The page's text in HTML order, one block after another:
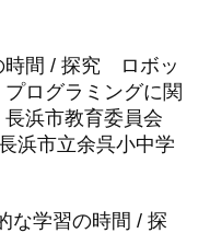
間 / 探究 ロボッ
ログラミングに関
浜市教育委員会
浜市立余呉小中学
学習の時間 / 探